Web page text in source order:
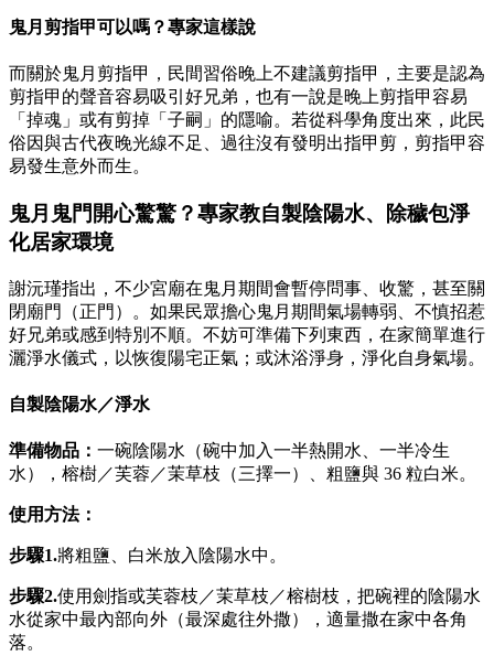
鬼月剪指甲可以嗎？專家這樣說
而關於鬼月剪指甲，民間習俗晚上不建議剪指甲，主要是認為
剪指甲的聲音容易吸引好兄弟，也有一說是晚上剪指甲容易
「掉魂」或有剪掉「子嗣」的隱喻。若從科學角度出來，此民
俗因與古代夜晚光線不足、過往沒有發明出指甲剪，剪指甲容
易發生意外而生。
鬼月鬼門開心驚驚？專家教自製陰陽水、除穢包淨
化居家環境
謝沅瑾指出，不少宮廟在鬼月期間會暫停問事、收驚，甚至關
閉廟門（正門）。如果民眾擔心鬼月期間氣場轉弱、不慎招惹
好兄弟或感到特別不順。不妨可準備下列東西，在家簡單進行
灑淨水儀式，以恢復陽宅正氣；或沐浴淨身，淨化自身氣場。
自製陰陽水／淨水
準備物品： 一碗陰陽水（碗中加入一半熱開水、一半冷生
水），榕樹／芙蓉／茉草枝（三擇一）、粗鹽與 36 粒白米。
使用方法：
步驟1.將粗鹽、白米放入陰陽水中。
步驟2.使用劍指或芙蓉枝／茉草枝／榕樹枝，把碗裡的陰陽水
水從家中最內部向外（最深處往外撒），適量撒在家中各角
落。